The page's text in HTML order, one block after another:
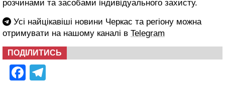
розчинами та засобами індивідуального захисту.
Усі найцікавіші новини Черкас та регіону можна
отримувати на нашому каналі в Telegram
ПОДІЛИТИСЬ
Facebook